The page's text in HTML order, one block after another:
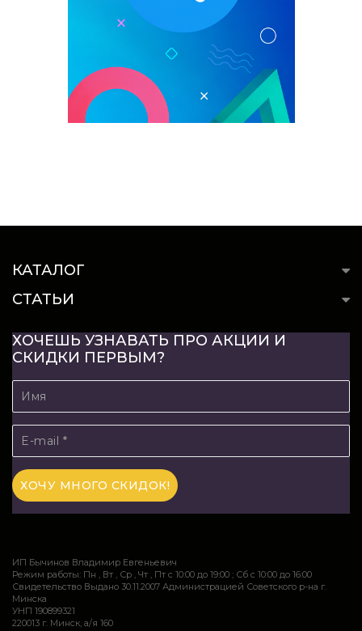
КАТАЛОГ
СТАТЬИ
ХОЧЕШЬ УЗНАВАТЬ ПРО АКЦИИ И
СКИДКИ ПЕРВЫМ?
ИП Бычинов Владимир Евгеньевич
Режим работы: Пн , Вт , Ср , Чт , Пт c 10:00 до 19:00 ; Сб c 10:00 до 16:00
Свидетельство Выдано 30.11.2007 Администрацией Советского р-на г.
Минска
УНП 190899321
220013 г. Минск, а/я 160